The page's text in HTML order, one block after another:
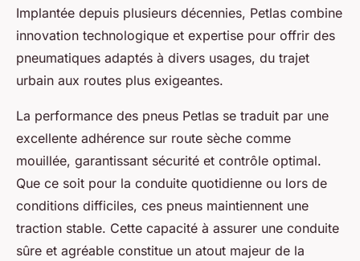
Implantée depuis plusieurs décennies, Petlas combine
innovation technologique et expertise pour offrir des
pneumatiques adaptés à divers usages, du trajet
urbain aux routes plus exigeantes.
La performance des pneus Petlas se traduit par une
excellente adhérence sur route sèche comme
mouillée, garantissant sécurité et contrôle optimal.
Que ce soit pour la conduite quotidienne ou lors de
conditions difficiles, ces pneus maintiennent une
traction stable. Cette capacité à assurer une conduite
sûre et agréable constitue un atout majeur de la